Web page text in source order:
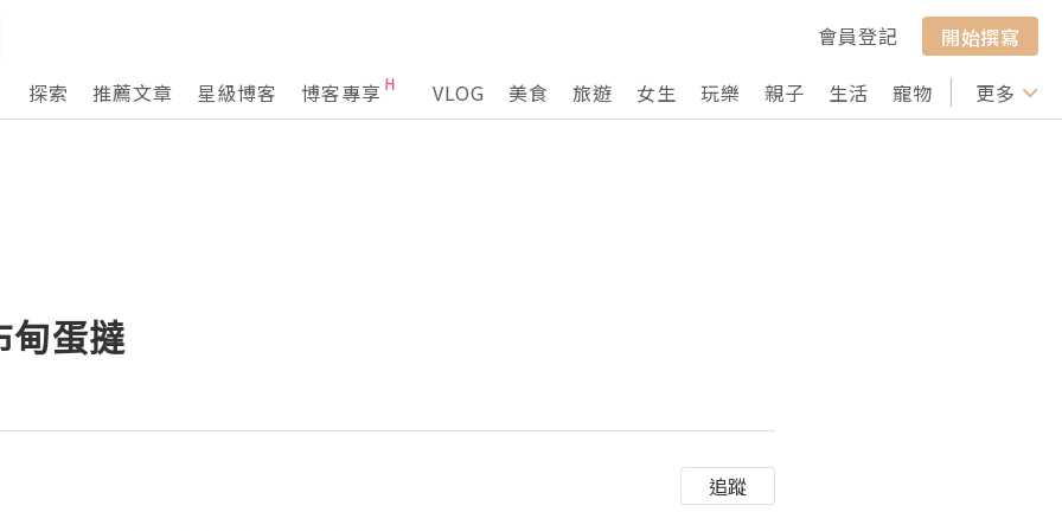
會員登記
開始撰寫
探索
推薦文章 星級博客 博客專享 VLOG 美食 旅遊 女生 玩樂 親子 生活 寵物 行山 打卡
更多
甸蛋撻
追蹤